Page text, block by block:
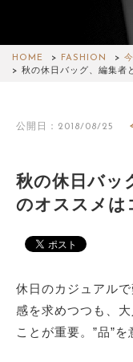
HOME FASHION
秋の休日バッグ、編集者
公開日：2018/08/25
秋の休日バッ
のオススメは
休日のカジュアル
感を求めつつも、
ことが重要。”品”
WATCH
CAR&BIKE
LIFESTYLE
COLUMN
MAGAZINE